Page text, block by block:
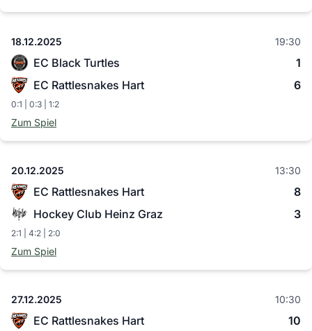
18.12.2025 19:30
EC Black Turtles
1
EC Rattlesnakes Hart
6
0:1 | 0:3 | 1:2
Zum Spiel
20.12.2025 13:30
EC Rattlesnakes Hart
8
Hockey Club Heinz Graz
3
2:1 | 4:2 | 2:0
Zum Spiel
27.12.2025 10:30
EC Rattlesnakes Hart
10